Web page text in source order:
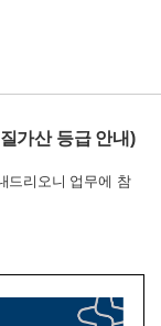
가산 등급 안내)
드리오니 업무에 참